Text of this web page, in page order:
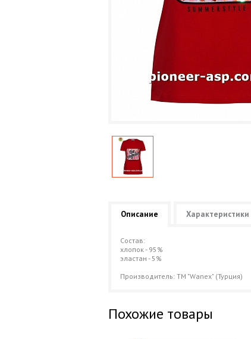
Описание Характеристики
Состав:
хлопок - 95%
эластан - 5%
Производитель: ТМ "Wanex" (Турция)
Похожие товары